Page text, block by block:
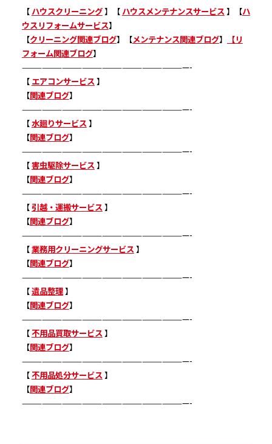
【 ハウスクリーニング】【 ハウスメンテナンスサービス 】【ハ
ウスリフォームサービス】
【クリーニング関連ブログ】【メンテナンス関連ブログ】
【リ
フォーム関連ブログ】
—————————————————————————-
【 エアコンサービス 】
【関連ブログ】
—————————————————————————-
【水廻りサービス 】
【関連ブログ】
—————————————————————————-
【害虫駆除サービス 】
【関連ブログ】
—————————————————————————-
【引越・運搬サービス 】
【関連ブログ】
—————————————————————————-
【業務用クリーニングサービス 】
【関連ブログ】
—————————————————————————-
【遺品整理】
【関連ブログ】
—————————————————————————-
【不用品買取サービス 】
【関連ブログ】
—————————————————————————-
【不用品処分サービス 】
【関連ブログ】
—————————————————————————-